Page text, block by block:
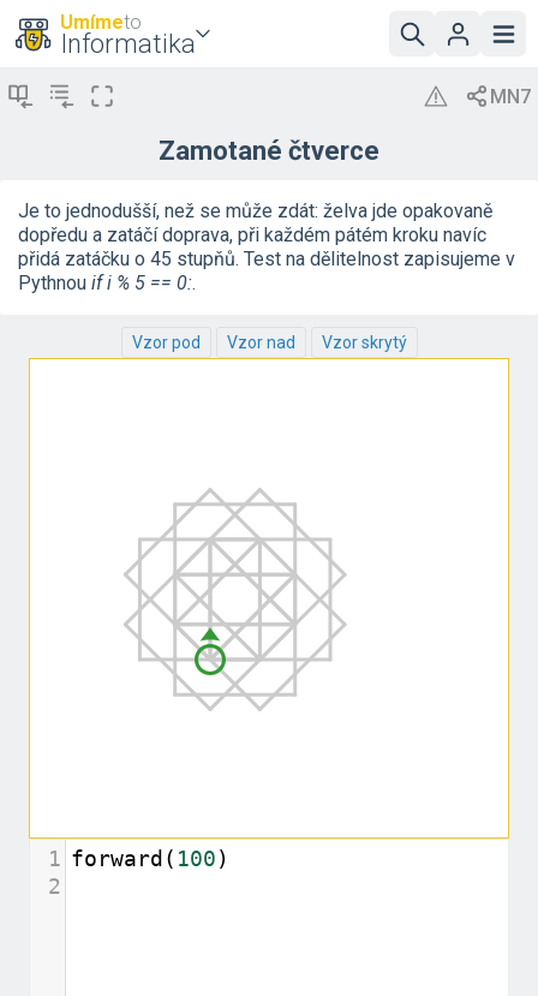
Umímeto
Informatika
Zamotané čtverce
Je to jednodušší, než se může zdát: želva jde opakovaně
dopředu a zatáčí doprava, při každém pátém kroku navíc
přidá zatáčku o 45 stupňů. Test na dělitelnost zapisujeme v
Pythnou if i % 5 == 0:.
Vzor pod Vzor nad Vzor skrytý
1 forward ( 100)
2